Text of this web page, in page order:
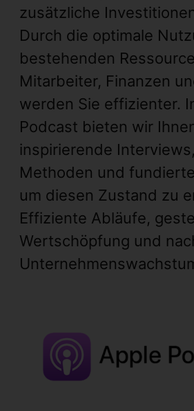
zusätzliche
Durch die optimale
bestehenden
Mitarbeiter, Finanzen
werden Sie effizienter.
Podcast bieten wir
inspirierende
Methoden und
um diesen Zustand zu
Effiziente Abläufe,
Wertschöpfung und